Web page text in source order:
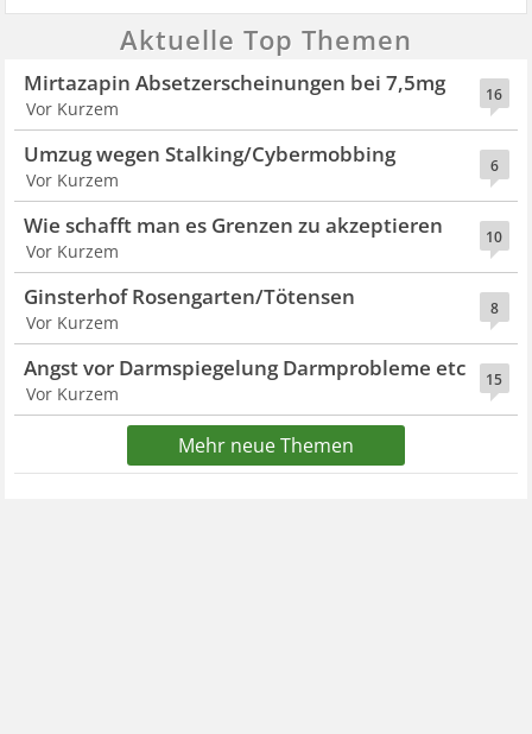
Aktuelle Top Themen
16
Mirtazapin Absetzerscheinungen bei 7,5mg
Vor Kurzem
6
Umzug wegen Stalking/Cybermobbing
Vor Kurzem
10
Wie schafft man es Grenzen zu akzeptieren
Vor Kurzem
8
Ginsterhof Rosengarten/Tötensen
Vor Kurzem
15
Angst vor Darmspiegelung Darmprobleme etc
Vor Kurzem
Mehr neue Themen